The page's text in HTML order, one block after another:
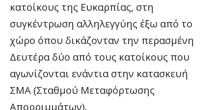
κατοίκους της Ευκαρπίας, στη
συγκέντρωση αλληλεγγύης έξω από το
χώρο όπου δικάζονταν την περασμένη
Δευτέρα δύο από τους κατοίκους που
αγωνίζονται ενάντια στην κατασκευή
ΣΜΑ (Σταθμού Μεταφόρτωσης
Απορριμμάτων).